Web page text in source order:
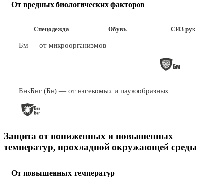
От вредных биологических факторов
Спецодежда Обувь СИЗ рук
Бм — от микроорганизмов
БнкБнг (Бн) — от насекомых и паукообразных
Защита от пониженных и повышенных
температур, прохладной окружающей среды
От повышенных температур